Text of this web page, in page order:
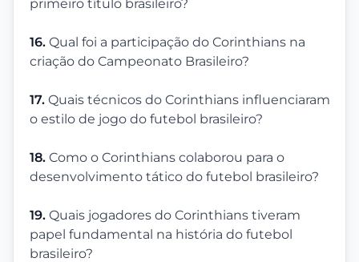
primeiro título brasileiro?
16. Qual foi a participação do Corinthians na
criação do Campeonato Brasileiro?
17. Quais técnicos do Corinthians influenciaram
o estilo de jogo do futebol brasileiro?
18. Como o Corinthians colaborou para o
desenvolvimento tático do futebol brasileiro?
19. Quais jogadores do Corinthians tiveram
papel fundamental na história do futebol
brasileiro?